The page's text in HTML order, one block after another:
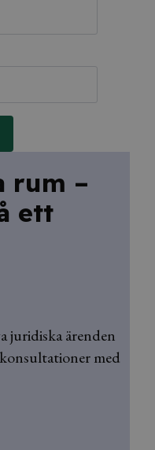
rum –
ett
juridiska ärenden
med